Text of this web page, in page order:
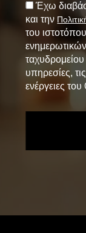
Έχω
και την
του
ταχυδρομείου
υπηρεσίες,
ενέργειες